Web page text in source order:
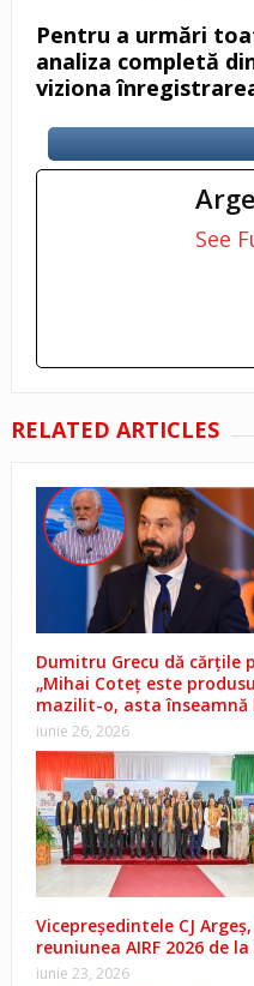
Pentru a urmări
analiza completă
viziona
See
RELATED ARTICLES
Dumitru Grecu dă cărțile
„Mihai Coteț este
mazilit-o, asta înseamnă
iunie 26, 2026
Vicepreședintele CJ
reuniunea AIRF 2026 de
iunie 23, 2026